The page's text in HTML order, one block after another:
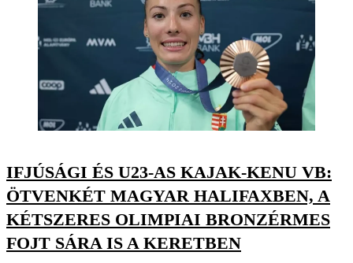
IFJÚSÁGI ÉS U23-AS KAJAK-KENU VB:
ÖTVENKÉT MAGYAR HALIFAXBEN, A
KÉTSZERES OLIMPIAI BRONZÉRMES
FOJT SÁRA IS A KERETBEN